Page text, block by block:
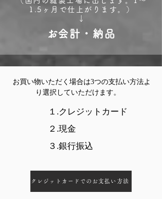
1.5ヶ月で仕上がります。）
↓
​お会計・納品
お買い物いただく場合は3つの支払い方法よ
り選択していただけます。
１.クレジットカード
２.現金
３.銀行振込
クレジットカードでのお支払い方法